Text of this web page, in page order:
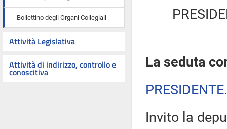
Bollettino degli Organi Collegiali
Attività Legislativa
Attività di indirizzo, controllo e
conoscitiva
La seduta
PRESIDENTE
Invito la